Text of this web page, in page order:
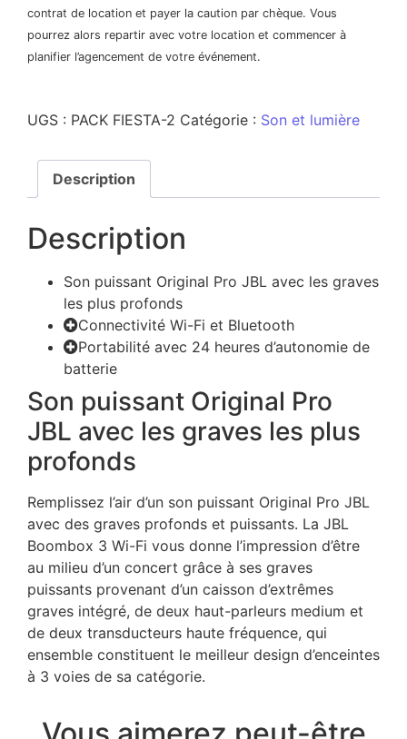
contrat de location et payer la caution par chèque. Vous
pourrez alors repartir avec votre location et commencer à
planifier l’agencement de votre événement.
UGS : PACK FIESTA-2 Catégorie : Son et lumière
Description
Description
Son puissant Original Pro JBL avec les graves
les plus profonds
Connectivité Wi-Fi et Bluetooth
Portabilité avec 24 heures d’autonomie de
batterie
Son puissant Original Pro
JBL avec les graves les plus
profonds
Remplissez l’air d’un son puissant Original Pro JBL
avec des graves profonds et puissants. La JBL
Boombox 3 Wi-Fi vous donne l’impression d’être
au milieu d’un concert grâce à ses graves
puissants provenant d’un caisson d’extrêmes
graves intégré, de deux haut-parleurs medium et
de deux transducteurs haute fréquence, qui
ensemble constituent le meilleur design d’enceintes
à 3 voies de sa catégorie.